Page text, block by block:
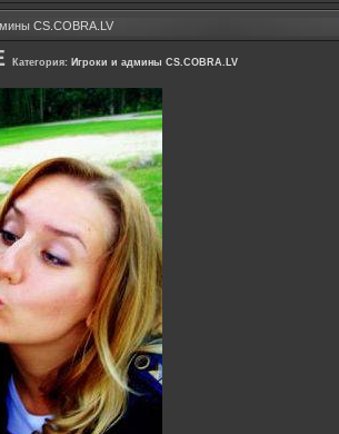
CS.COBRA.LV
Категория: Игроки и админы CS.COBRA.LV